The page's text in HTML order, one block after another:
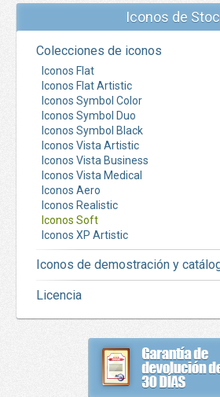
Iconos de
Colecciones de iconos
Iconos Flat
Iconos Flat Artistic
Iconos Symbol Color
Iconos Symbol Duo
Iconos Symbol Black
Iconos Vista Artistic
Iconos Vista Business
Iconos Vista Medical
Iconos Aero
Iconos Realistic
Iconos Soft
Iconos XP Artistic
Iconos de demostración y
Licencia